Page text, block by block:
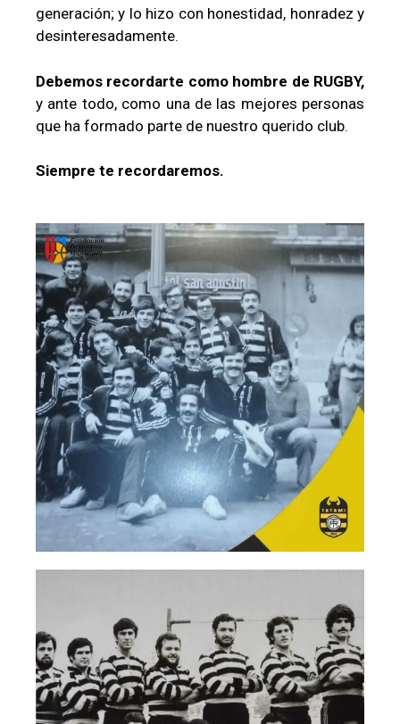
generación; y lo hizo con honestidad, honradez y
desinteresadamente.
Debemos recordarte como hombre de RUGBY,
y ante todo, como una de las mejores personas
que ha formado parte de nuestro querido club.
Siempre te recordaremos.